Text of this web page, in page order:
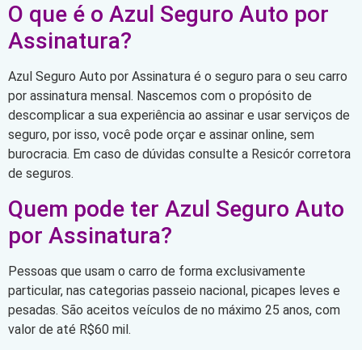
O que é o Azul Seguro Auto por
Assinatura?
Azul Seguro Auto por Assinatura é o seguro para o seu carro
por assinatura mensal. Nascemos com o propósito de
descomplicar a sua experiência ao assinar e usar serviços de
seguro, por isso, você pode orçar e assinar online, sem
burocracia. Em caso de dúvidas consulte a Resicór corretora
de seguros.
Quem pode ter Azul Seguro Auto
por Assinatura?
Pessoas que usam o carro de forma exclusivamente
particular, nas categorias passeio nacional, picapes leves e
pesadas. São aceitos veículos de no máximo 25 anos, com
valor de até R$60 mil.